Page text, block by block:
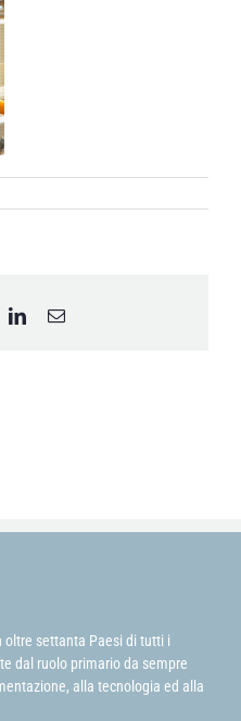
LinkedInEmail
settanta Paesi di tutti i
dal ruolo primario da sempre
alla tecnologia ed alla